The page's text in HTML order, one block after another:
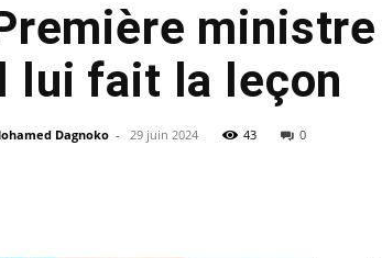
lui fait la leçon
Dagnoko - 29 juin 2024 43 0